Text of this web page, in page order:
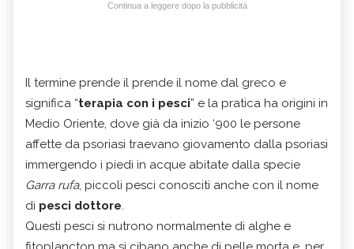
Continua a leggere dopo la pubblicità
Il termine prende il prende il nome dal greco e
significa “terapia con i pesci” e la pratica ha origini in
Medio Oriente, dove già da inizio ‘900 le persone
affette da psoriasi traevano giovamento dalla psoriasi
immergendo i piedi in acque abitate dalla specie
Garra rufa, piccoli pesci conosciti anche con il nome
di pesci dottore.
Questi pesci si nutrono normalmente di alghe e